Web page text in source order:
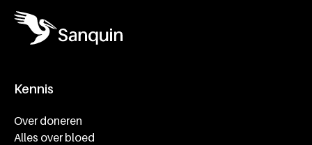
Kennis
Over doneren
Alles over bloed